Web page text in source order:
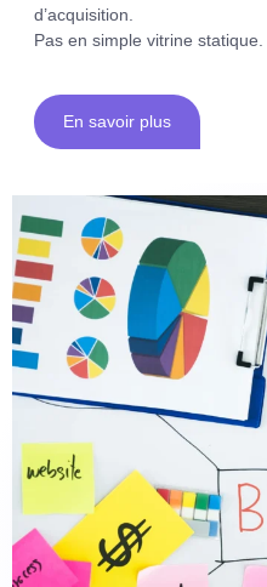
d’acquisition.
Pas en simple vitrine statique.
En savoir plus